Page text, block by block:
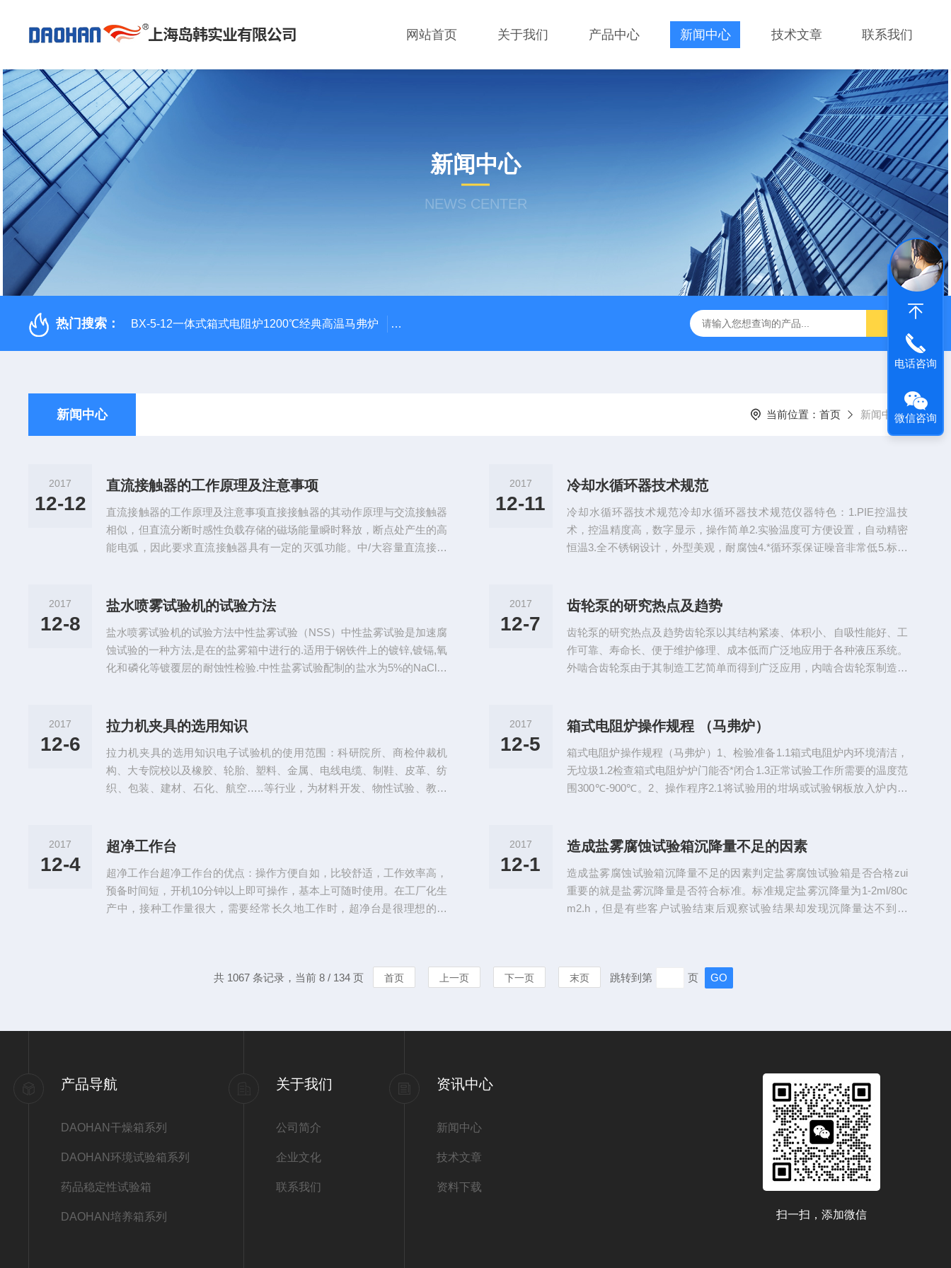
网站首页 关于我们 产品中心 新闻中心 技术文章 联系我们
新闻中心
NEWS CENTER
热门搜索： BX-5-12一体式箱式电阻炉1200℃经典高温马弗炉 BX-12-12H灰分含量测定马弗炉1200度电炉灰分测定仪 GDJ6010高低温交变试验箱daohan冷热交变测试箱
新闻中心 当前位置： 首页 新闻中心
2017
12-12
直流接触器的工作原理及注意事项
直流接触器的工作原理及注意事项直接接触器的其动作原理与交流接触器
相似，但直流分断时感性负载存储的磁场能量瞬时释放，断点处产生的高
能电弧，因此要求直流接触器具有一定的灭弧功能。中/大容量直流接触
工作原理相同，不同之处在于交流接触器的吸引线圈由交流电源供电,直
流电，直流电没有瞬时值，在任意时...
2017
12-11
冷却水循环器技术规范
冷却水循环器技术规范冷却水循环器技术规范仪器特色：1.PIE控温技
术，控温精度高，数字显示，操作简单2.实验温度可方便设置，自动精密
恒温3.全不锈钢设计，外型美观，耐腐蚀4.*循环泵保证噪音非常低5.标准
护8.高品质制冷机组长时间连续工作：保证实验效果，而且大量节约水资
2017
12-8
盐水喷雾试验机的试验方法
盐水喷雾试验机的试验方法中性盐雾试验（NSS）中性盐雾试验是加速腐
蚀试验的一种方法,是在的盐雾箱中进行的.适用于钢铁件上的镀锌,镀镉,氧
化和磷化等镀覆层的耐蚀性检验.中性盐雾试验配制的盐水为5%的NaCl溶
喷嘴压强应为0.07MPa～0.1Mpa.中性盐雾试验的步骤:（1）采...
2017
12-7
齿轮泵的研究热点及趋势
齿轮泵的研究热点及趋势齿轮泵以其结构紧凑、体积小、自吸性能好、工
作可靠、寿命长、便于维护修理、成本低而广泛地应用于各种液压系统。
外啮合齿轮泵由于其制造工艺简单而得到广泛应用，内啮合齿轮泵制造虽
在一对相互啮合的具有共扼齿形的小齿轮和内齿圈之间有月牙隔板将吸油
齿脱开啮合的地方齿间容积逐渐扩大...
2017
12-6
拉力机夹具的选用知识
拉力机夹具的选用知识电子试验机的使用范围：科研院所、商检仲裁机
构、大专院校以及橡胶、轮胎、塑料、金属、电线电缆、制鞋、皮革、纺
织、包装、建材、石化、航空…..等行业，为材料开发、物性试验、教学
置和记录可见夹具在试验机中的重要性，我们通过夹具夹持试样（或产
格和达到预定的性能指标，没有可*...
2017
12-5
箱式电阻炉操作规程 （马弗炉）
箱式电阻炉操作规程（马弗炉）1、检验准备1.1箱式电阻炉内环境清洁，
无垃圾1.2检查箱式电阻炉炉门能否*闭合1.3正常试验工作所需要的温度范
围300℃-900℃。2、操作程序2.1将试验用的坩埚或试验钢板放入炉内。
表工作，表示电源正常。2.4将温度指示仪的设定温度调整至所需要的工
2017
12-4
超净工作台
超净工作台超净工作台的优点：操作方便自如，比较舒适，工作效率高，
预备时间短，开机10分钟以上即可操作，基本上可随时使用。在工厂化生
产中，接种工作量很大，需要经常长久地工作时，超净台是很理想的设
气可能袭扰而引起的污染，这样的流速也不会妨碍采用酒精灯或本生灯对
2017
12-1
造成盐雾腐蚀试验箱沉降量不足的因素
造成盐雾腐蚀试验箱沉降量不足的因素判定盐雾腐蚀试验箱是否合格zui
重要的就是盐雾沉降量是否符合标准。标准规定盐雾沉降量为1-2ml/80c
m2.h，但是有些客户试验结束后观察试验结果却发现沉降量达不到要
于盐雾腐蚀试验箱是*次做试验，硅胶管还很干，当盐液流道管道时，有
共 1067 条记录，当前 8 / 134 页 首页 上一页 下一页 末页 跳转到第 页
产品导航
DAOHAN干燥箱系列
DAOHAN环境试验箱系列
药品稳定性试验箱
DAOHAN培养箱系列
关于我们
公司简介
企业文化
联系我们
资讯中心
新闻中心
技术文章
资料下载
扫一扫，添加微信
电话咨询
微信咨询